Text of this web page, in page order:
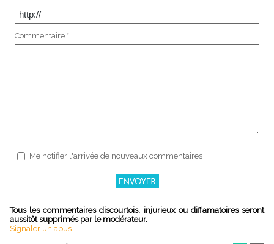
Commentaire * :
Me notifier l'arrivée de nouveaux commentaires
Tous les commentaires discourtois, injurieux ou diffamatoires seront
aussitôt supprimés par le modérateur.
Signaler un abus